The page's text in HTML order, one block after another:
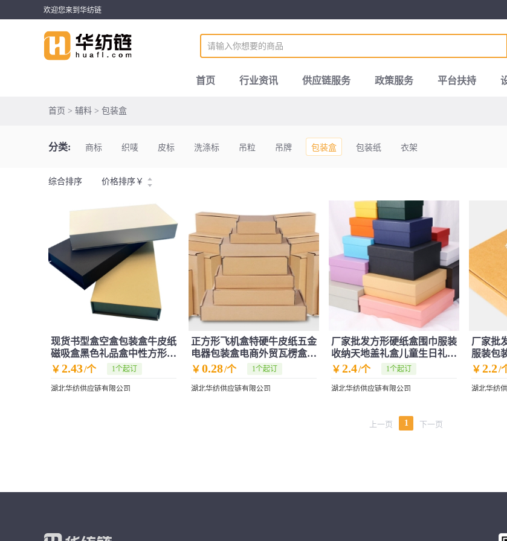
欢迎您来到华纺链
首页 行业资讯 供应链服务 政策服务 平台扶持
首页 > 辅料 > 包装盒
分类: 商标 织唛 皮标 洗涤标 吊粒 吊牌 包装盒 包装纸 衣架
综合排序 价格排序 ￥
现货书型盒空盒包装盒牛皮纸
磁吸盒黑色礼品盒中性方形翻
盖盒批发
￥ 2.43/个 1个起订
湖北华纺供应链有限公司
正方形飞机盒特硬牛皮纸五金
电器包装盒电商外贸瓦楞盒厂
家 直批发
￥ 0.28/个 1个起订
湖北华纺供应链有限公司
厂家批发方形硬纸盒围巾服装
收纳天地盖礼盒儿童生日礼品
包装纸盒
￥ 2.4/个 1个起订
湖北华纺供应链有限公司
厂家批
服装包
盒瓦楞
￥ 2.2/
湖北华纺
上一页 1 下一页